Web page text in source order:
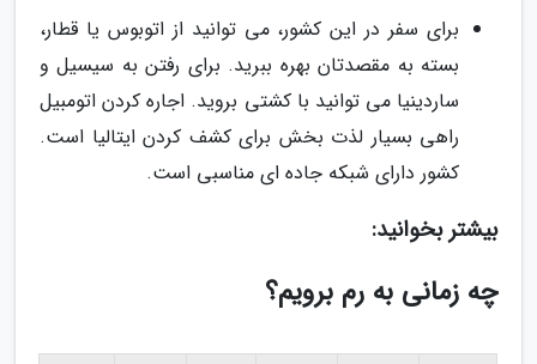
برای سفر در این کشور، می توانید از اتوبوس یا قطار،
بسته به مقصدتان بهره ببرید. برای رفتن به سیسیل و
ساردینیا می توانید با کشتی بروید. اجاره کردن اتومبیل
راهی بسیار لذت بخش برای کشف کردن ایتالیا است.
کشور دارای شبکه جاده ای مناسبی است.
بیشتر بخوانید:
چه زمانی به رم برویم؟